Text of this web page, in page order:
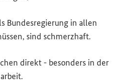
Bundesregierung in allen
sind schmerzhaft.
direkt - besonders in der